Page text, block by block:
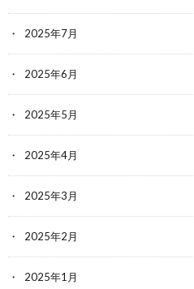
2025年7月
2025年6月
2025年5月
2025年4月
2025年3月
2025年2月
2025年1月